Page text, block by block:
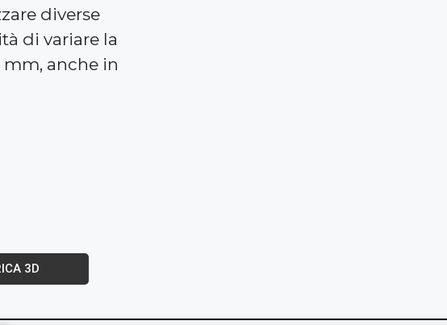
diverse
di variare la
anche in
3D